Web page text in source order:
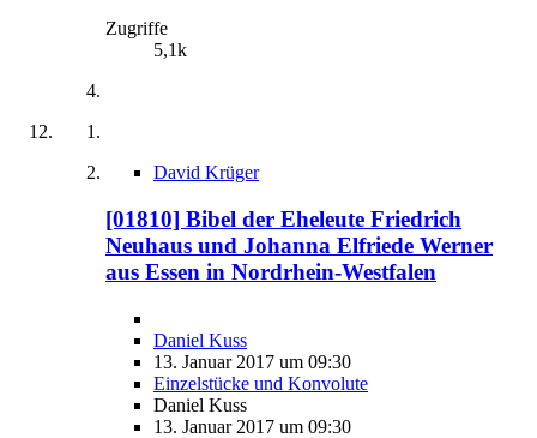
Zugriffe
5,1k
David Krüger
[01810] Bibel der Eheleute Friedrich
Neuhaus und Johanna Elfriede Werner
aus Essen in Nordrhein-Westfalen
Daniel Kuss
13. Januar 2017 um 09:30
Einzelstücke und Konvolute
Daniel Kuss
13. Januar 2017 um 09:30